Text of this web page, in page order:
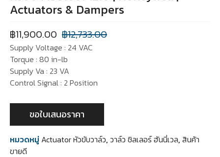
Actuators & Dampers
฿12,733.00
฿11,900.00
Supply Voltage : 24 VAC
Torque : 80 in-lb
Supply Va : 23 VA
Control Signal : 2 Position
ขอใบเสนอราคา
หมวดหมู่ Actuator หัวขับวาล์ว, วาล์ว ชิลเลอร์ ฮันนี่เวล, สินค้า
ขายดี